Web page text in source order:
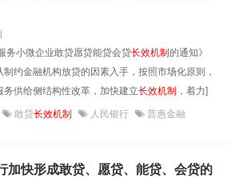
务小微企业敢贷愿贷能贷会贷长效机制的通知》
制约金融机构放贷的因素入手，按照市场化原则，
供给侧结构性改革，加快建立长效机制 ，着力]
敢贷长效机制 人民银行 普惠金融
加快形成敢贷、愿贷、能贷、会贷的